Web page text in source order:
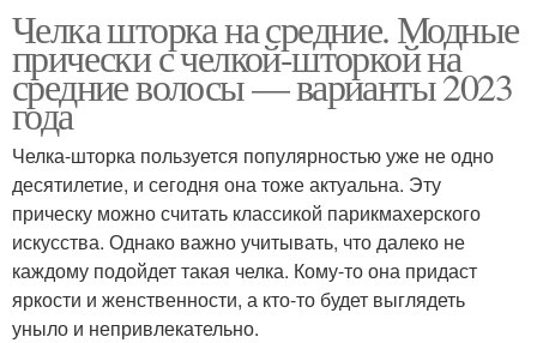
Челка шторка на средние. Модные
прически с челкой-шторкой на
средние волосы — варианты 2023
года
Челка-шторка пользуется популярностью уже не одно
десятилетие, и сегодня она тоже актуальна. Эту
прическу можно считать классикой парикмахерского
искусства. Однако важно учитывать, что далеко не
каждому подойдет такая челка. Кому-то она придаст
яркости и женственности, а кто-то будет выглядеть
уныло и непривлекательно.